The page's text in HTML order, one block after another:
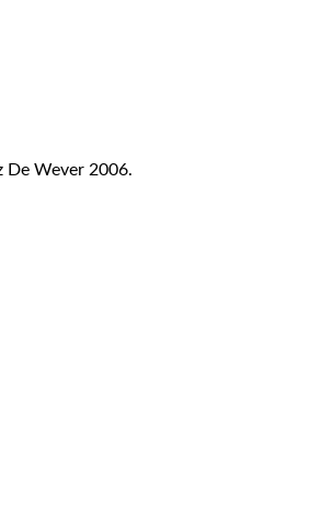
De Wever 2006.